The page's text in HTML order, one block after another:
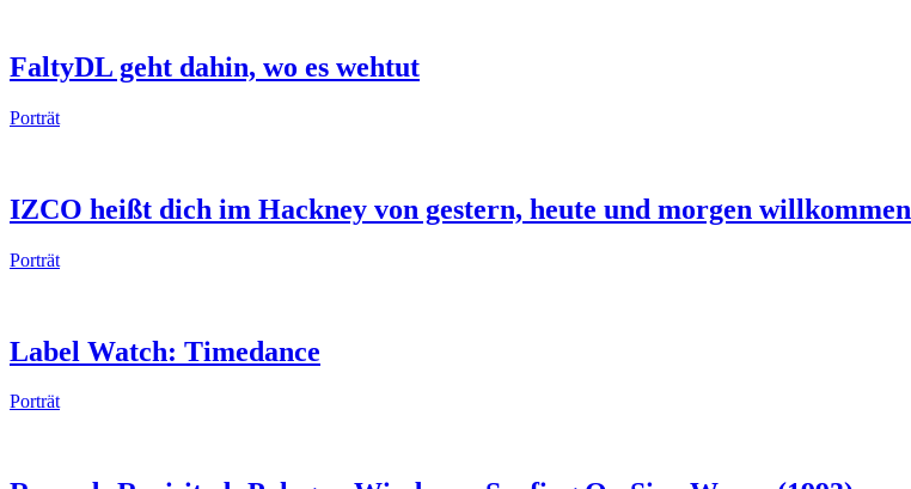
FaltyDL geht dahin, wo es wehtut
Porträt
IZCO heißt dich im Hackney von gestern, heute und morgen willkommen
Porträt
Label Watch: Timedance
Porträt